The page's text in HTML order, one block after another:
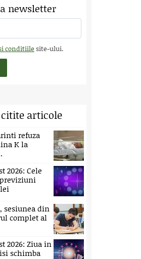
newsletter
conditiile site-ului.
articole
refuza
K la
2026: Cele
sesiunea din
complet al
2026: Ziua in
schimba